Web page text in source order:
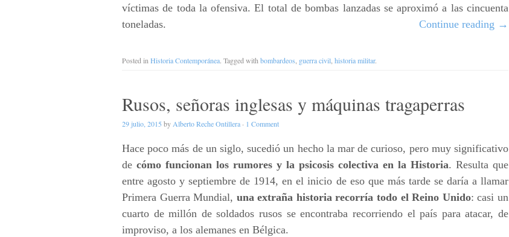
víctimas de toda la ofensiva. El total de bombas lanzadas se aproximó a las cincuenta
toneladas.
Continue reading →
Posted in Historia Contemporánea. Tagged with bombardeos guerra civil historia militar.
Rusos, señoras inglesas y máquinas tragaperras
29 julio, 2015 by Alberto Reche Ontillera · 1 Comment
Hace poco más de un siglo, sucedió un hecho la mar de curioso, pero muy significativo
de cómo funcionan los rumores y la psicosis colectiva en la Historia. Resulta que
entre agosto y septiembre de 1914, en el inicio de eso que más tarde se daría a llamar
Primera Guerra Mundial, una extraña historia recorría todo el Reino Unido: casi un
cuarto de millón de soldados rusos se encontraba recorriendo el país para atacar, de
improviso, a los alemanes en Bélgica.